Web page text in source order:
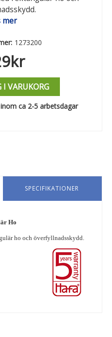
mer
1273200
kr
I VARUKORG
ca 2-5 arbetsdagar
SPECIFIKATIONER
Ho
ho och överfyllnadsskydd.